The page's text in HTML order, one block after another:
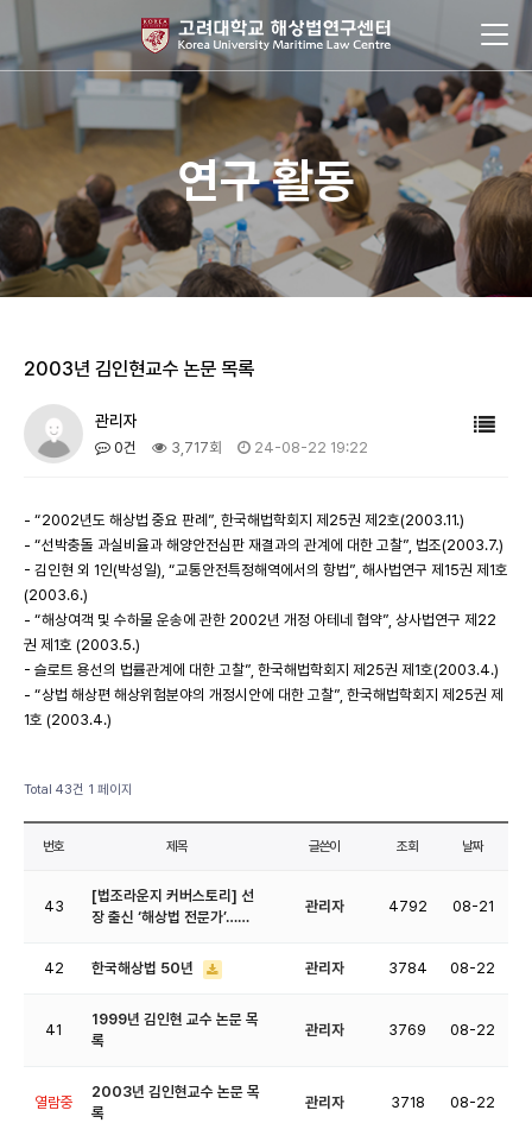
연구 활동
2003년 김인현교수 논문 목록
관리자
0건 3,717회 24-08-22 19:22
- “2002년도 해상법 중요 판례”, 한국해법학회지 제25권 제2호(2003.11.)
- “선박충돌 과실비율과 해양안전심판 재결과의 관계에 대한 고찰”, 법조(2003.7.)
- 김인현 외 1인(박성일), “교통안전특정해역에서의 항법”, 해사법연구 제15권 제1호
(2003.6.)
- “해상여객 및 수하물 운송에 관한 2002년 개정 아테네 협약”, 상사법연구 제22
권 제1호 (2003.5.)
- 슬로트 용선의 법률관계에 대한 고찰”, 한국해법학회지 제25권 제1호(2003.4.)
- “상법 해상편 해상위험분야의 개정시안에 대한 고찰”, 한국해법학회지 제25권 제
1호 (2003.4.)
Total 43건 1 페이지
번호 제목 글쓴이 조회 날짜
43
[법조라운지 커버스토리] 선
장 출신 ‘해상법 전문가’……
관리자 4792 08-21
42 한국해상법 50년 관리자 3784 08-22
41
1999년 김인현 교수 논문 목
록
관리자 3769 08-22
열람중
2003년 김인현교수 논문 목
록
관리자 3718 08-22